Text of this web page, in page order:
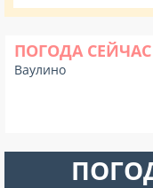
ПОГОДА СЕЙЧАС
Ваулино